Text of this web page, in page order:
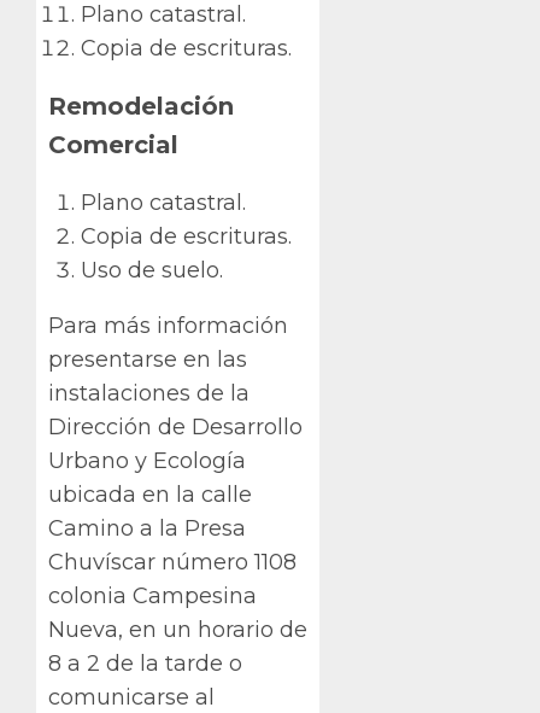
Plano catastral.
Copia de escrituras.
Remodelación
Comercial
Plano catastral.
Copia de escrituras.
Uso de suelo.
Para más información
presentarse en las
instalaciones de la
Dirección de Desarrollo
Urbano y Ecología
ubicada en la calle
Camino a la Presa
Chuvíscar número 1108
colonia Campesina
Nueva, en un horario de
8 a 2 de la tarde o
comunicarse al